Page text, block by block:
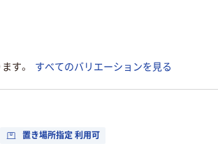
す。
すべてのバリエーションを見る
置き場所指定 利用可